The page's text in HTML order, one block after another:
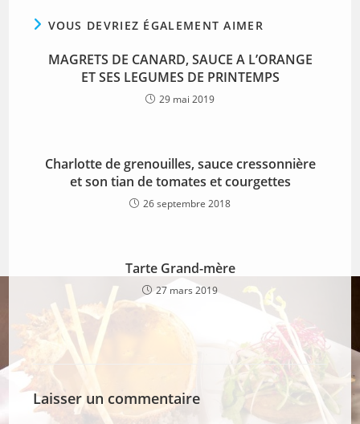
VOUS DEVRIEZ ÉGALEMENT AIMER
MAGRETS DE CANARD, SAUCE A L’ORANGE
ET SES LEGUMES DE PRINTEMPS
29 mai 2019
Charlotte de grenouilles, sauce cressonnière
et son tian de tomates et courgettes
26 septembre 2018
Tarte Grand-mère
27 mars 2019
Laisser un commentaire